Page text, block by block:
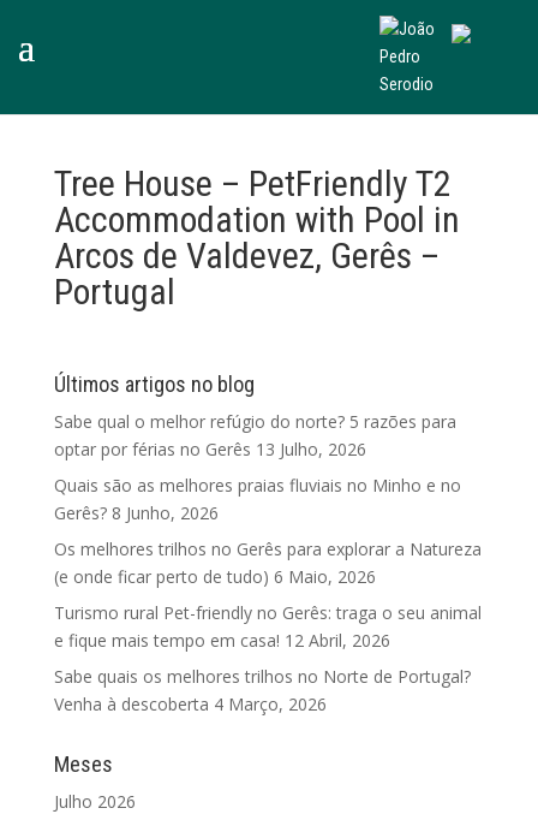
Tree House – PetFriendly T2
Accommodation with Pool in
Arcos de Valdevez, Gerês –
Portugal
Últimos artigos no blog
Sabe qual o melhor refúgio do norte? 5 razões para
optar por férias no Gerês 13 Julho, 2026
Quais são as melhores praias fluviais no Minho e no
Gerês? 8 Junho, 2026
Os melhores trilhos no Gerês para explorar a Natureza
(e onde ficar perto de tudo) 6 Maio, 2026
Turismo rural Pet-friendly no Gerês: traga o seu animal
e fique mais tempo em casa! 12 Abril, 2026
Sabe quais os melhores trilhos no Norte de Portugal?
Venha à descoberta 4 Março, 2026
Meses
Julho 2026